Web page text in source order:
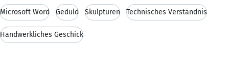
Microsoft Word Geduld Skulpturen Technisches Verständnis
Handwerkliches Geschick